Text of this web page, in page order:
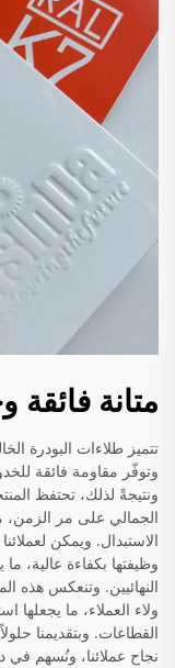
متانة فائقة
وتوفّر مقاومة فائقة
ونتيجةً لذلك، تحتفظ
الجمالي على مر الزمن،
الاستبدال. ويمكن
وظيفتها بكفاءة عالية،
النهائيين. وتنعكس هذه
ولاء العملاء، ما يجعلها
القطاعات. وبتقديمنا
نجاح عملائنا، ونُسهم